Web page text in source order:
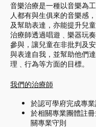
音樂治療是一種以音樂為
人都有與生俱來的音樂感
及幫助表達，亦能提升兒
治療師透過唱遊﹑樂器玩
參與，讓兒童在非批判及
與表達自我，並幫助他們
理﹑行為等方面的目標。
我們的治療師
於認可學府完成專
於相關專業團體註
關專業守則